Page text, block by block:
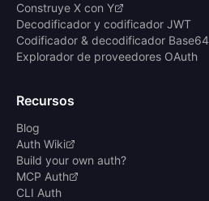
Construye X con Y
Decodificador y codificador JWT
Codificador & decodificador Base64
Explorador de proveedores OAuth
Recursos
Blog
Auth Wiki
Build your own auth?
MCP Auth
CLI Auth